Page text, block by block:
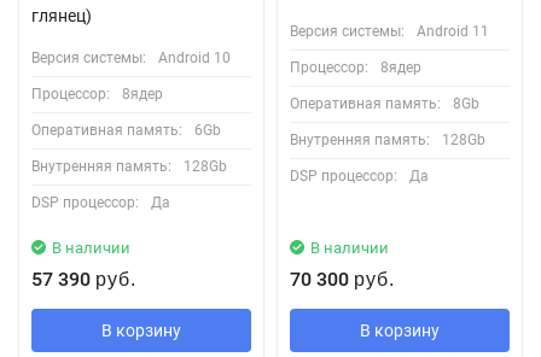
глянец)
Версия системы: Android 10
Процессор: 8ядер
Оперативная память: 6Gb
Внутренняя память: 128Gb
DSP процессор: Да
В наличии
57 390 руб.
В корзину
Версия системы: Android 11
Процессор: 8ядер
Оперативная память: 8Gb
Внутренняя память: 128Gb
DSP процессор: Да
В наличии
70 300 руб.
В корзину